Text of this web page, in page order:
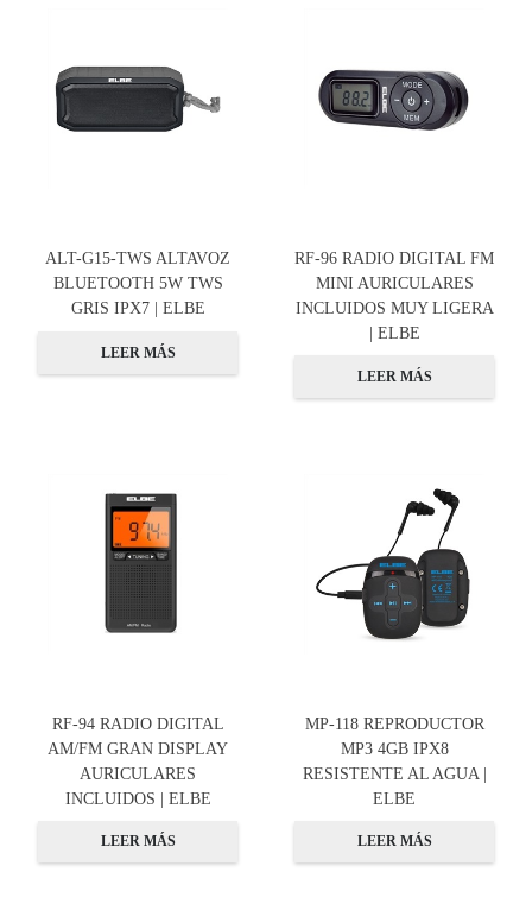
ALT-G15-TWS ALTAVOZ
BLUETOOTH 5W TWS
GRIS IPX7 | ELBE
LEER MÁS
RF-96 RADIO DIGITAL FM
MINI AURICULARES
INCLUIDOS MUY LIGERA
| ELBE
LEER MÁS
RF-94 RADIO DIGITAL
AM/FM GRAN DISPLAY
AURICULARES
INCLUIDOS | ELBE
LEER MÁS
MP-118 REPRODUCTOR
MP3 4GB IPX8
RESISTENTE AL AGUA |
ELBE
LEER MÁS